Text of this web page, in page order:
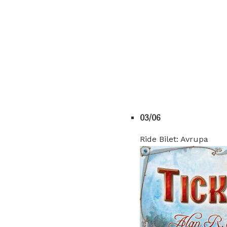
03/06
Ride Bilet: Avrupa